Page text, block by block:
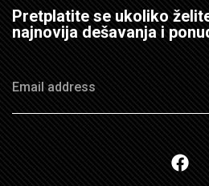
Pretplatite se ukoliko
najnovija dešavanja i